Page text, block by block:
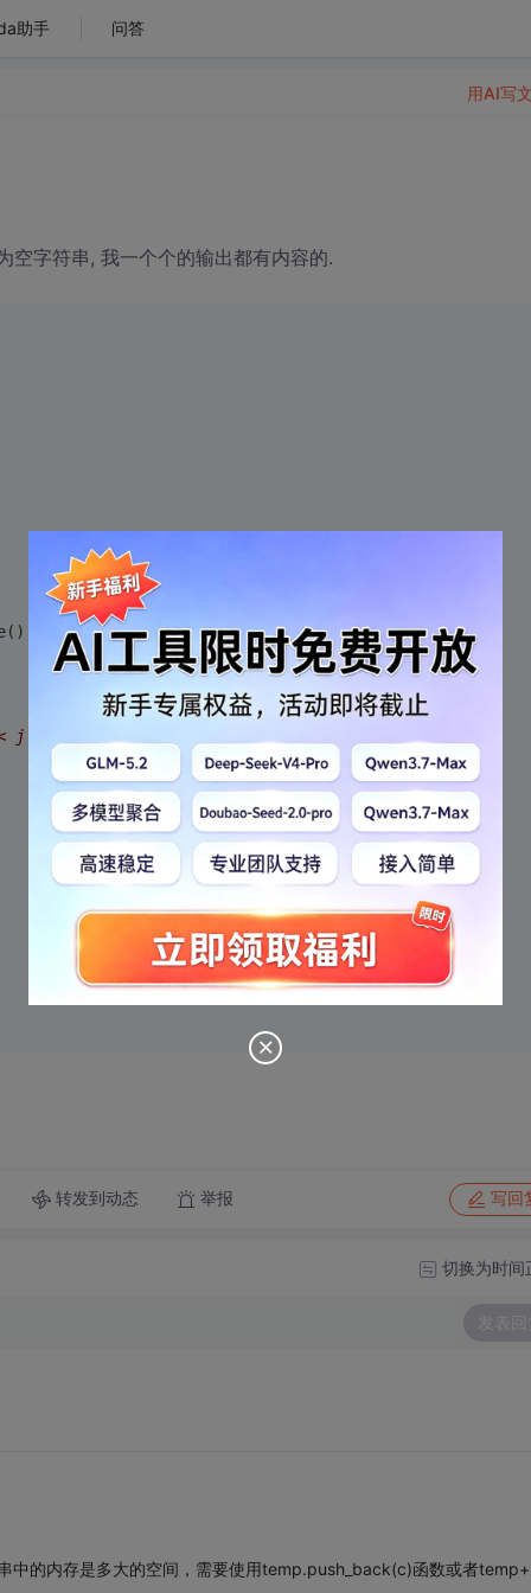
助手 问答
空字符串, 我一个个的输出都有内容的.
++index) {
j << endl;
转发到动态 举报 写回
用AI写
切换为时间
发表回
中的内存是多大的空间，需要使用temp.push_back(c)函数或者